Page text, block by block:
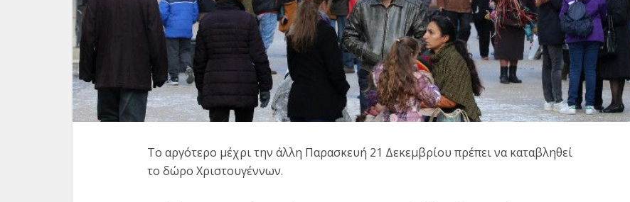
Το αργότερο μέχρι την άλλη Παρασκευή 21 Δεκεμβρίου πρέπει να καταβληθεί
το δώρο Χριστουγέννων.
Κορονοϊός: Το πρώτο
lockdown στην Κοζάνη –
Επίσημα Μπαρτζώκας